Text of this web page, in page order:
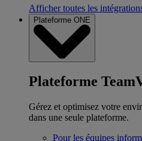
Afficher toutes les
Plateforme ONE
Plateforme
Gérez et optimisez votre
dans une seule plateforme.
Pour les équipes